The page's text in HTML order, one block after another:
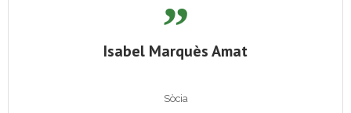
Isabel Marquès Amat
Sòcia